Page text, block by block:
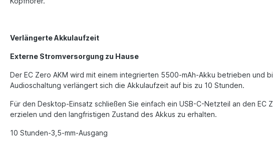
Verlängerte Akkulaufzeit
Externe Stromversorgung zu Hause
Der EC Zero AKM wird mit einem integrierten 5500-mAh-Akku betrieben
Audioschaltung verlängert sich die Akkulaufzeit auf bis zu 10 Stunden.
Für den Desktop-Einsatz schließen Sie einfach ein USB-C-Netzteil an den
erzielen und den langfristigen Zustand des Akkus zu erhalten.
10 Stunden-3,5-mm-Ausgang